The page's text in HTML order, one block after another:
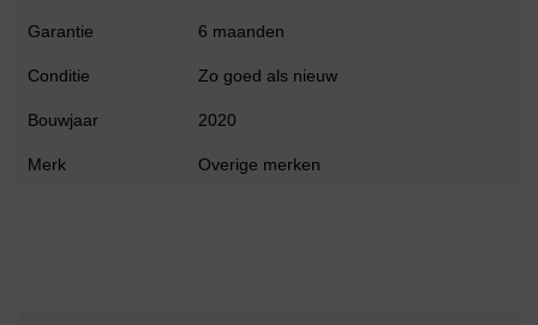
Garantie 6 maanden
Conditie Zo goed als nieuw
Bouwjaar 2020
Merk Overige merken